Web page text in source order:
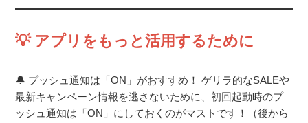
💡 アプリをもっと活用するために
🔔 プッシュ通知は「ON」がおすすめ！ ゲリラ的なSALEや
最新キャンペーン情報を逃さないために、初回起動時のプ
ッシュ通知は「ON」にしておくのがマストです！（後から